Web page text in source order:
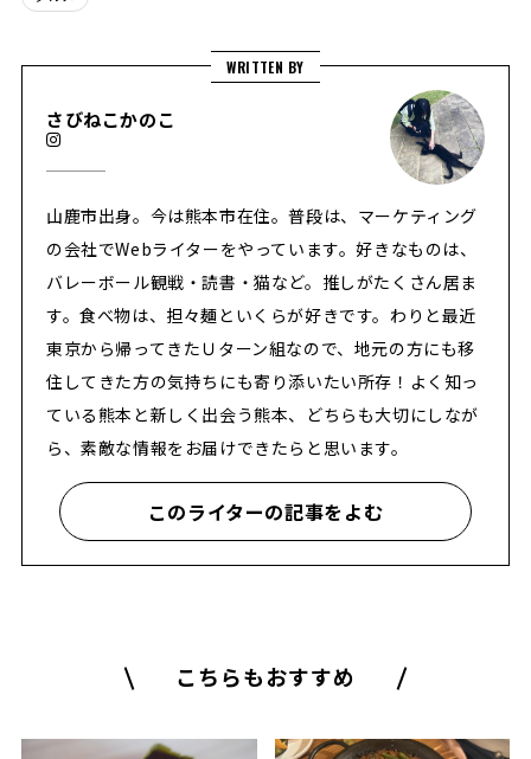
WRITTEN BY
さびねこかのこ
山鹿市出身。今は熊本市在住。普段は、マーケティング
の会社でWebライターをやっています。好きなものは、
バレーボール観戦・読書・猫など。推しがたくさん居ま
す。食べ物は、担々麺といくらが好きです。わりと最近
東京から帰ってきたＵターン組なので、地元の方にも移
住してきた方の気持ちにも寄り添いたい所存！よく知っ
ている熊本と新しく出会う熊本、どちらも大切にしなが
ら、素敵な情報をお届けできたらと思います。
このライターの記事をよむ
こちらもおすすめ